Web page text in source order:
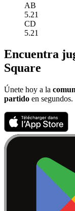
AB
5.21
CD
5.21
Encuentra
Square
Únete hoy a la
partido en segundos.